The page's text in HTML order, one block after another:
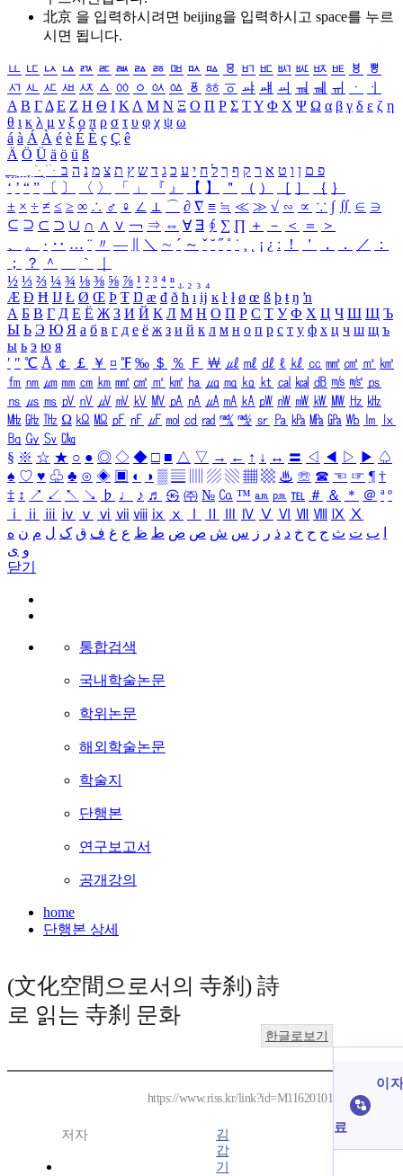
北京 을 입력하시려면 beijing을 입력하시고 space를 누르
시면 됩니다.
ㅥ ㅦ ㅧ ㅨ ㅩ ㅪ ㅫ ㅬ ㅭ ㅮ ㅯ ㅰ ㅱ ㅲ ㅳ ㅴ ㅵ ㅶ ㅷ ㅸ
ㅹ
ㅺ ㅻ ㅼ ㅽ ㅾ ㅿ ㆀ ㆁ ㆂ ㆃ ㆄ ㆅ ㆆ ㆇ ㆈ ㆉ ㆊ ㆋ ㆌ ㆍ
ㆎ
Α Β ΓΔ Ε Ζ Η Θ Ι ΚΛ Μ Ν Ξ Ο Π Ρ Σ ΤΥ Φ Χ Ψ Ω α β γ δ ε ζ η
θ ι κ λ μ ν ξ ο π ρ σ τ υ φ χ ψ ω
á à Á À é è É È ç Ç ê
Ä Ö Ü ä ö ü ß
ִֶֹ ֻּ ׁׂ פ ם ן ו ט א ר ק ף ך ל ח י ע כ ג ד ש ץ ת צ מ נ ה ב
‘ ’ “ ” 〔 〕 〈 〉 「 」 『 』 【 】 ＂ （ ） ［ ］ ｛ ｝
± × ÷ ≠ ≤ ≥ ∞ ∴ ♂ ♀ ∠ ⊥ ⌒ ∂ ∇ ≡ ≒ ≪ ≫ √ ∽ ∝ ∵ ∫ ∬ ∈ ∋
⊆ ⊇ ⊂ ⊃ ∪ ∩ ∧ ∨ ￢ ⇒ ⇔ ∀ ∃ ∮ ∑ ∏ ＋ － ＜ ＝
＞
、
。 · ‥ … ¨ 〃 ― ＼ ∼ ´ ～ ˇ ˘ ˝ ˚ ˙ ¸ ¡ ¿ ː ！ ＇ ， ． ／
：
；
？ ＾ ｀
½ ⅓ ⅔ ¼ ¾ ⅛ ⅜ ⅝ ⅞ ¹ ² ³ ⁴ ⁿ ₁ ₂ ₃ ₄
Æ Ð Ħ Ĳ Ł Ø Œ Þ Ŧ Ŋ æ đ ð ħ ı ĳ ĸ ŀ ł ø œ ß þ ŧ ŋ ŉ
А Б В Г Д Е Ё Ж З И Й К Л М Н О П Р С Т У Ф Х Ц Ч Ш Щ Ъ
Ы Ь Э Ю Я а б в г д е ё ж з и й к л м н о п р с т у ф х ц ч ш щ ъ
ы ь э ю я
′ ″ ℃ Å ￠ ￡ ￥ ¤ ℉ ‰ ＄ ％ Ｆ ￦ ㎕ ㎖ ㎗ ℓ ㎘ ㏄ ㎣ ㎤ ㎥ ㎦
㎙ ㎚ ㎛ ㎜ ㎝ ㎞ ㎟ ㎠ ㎡ ㎢ ㏊ ㎍ ㎎ ㎏ ㏏ ㎈ ㎉ ㏈ ㎧ ㎨ ㎰
㎱ ㎲ ㎳ ㎴ ㎵ ㎶ ㎷ ㎸ ㎹ ㎀ ㎁ ㎂ ㎃ ㎄ ㎺ ㎻ ㎽ ㎾ ㎿ ㎐ ㎑
㎒ ㎓ ㎔ Ω ㏀ ㏁ ㎊ ㎋ ㎌ ㏖ ㏅ ㎭ ㎮ ㎯ ㏛ ㎩ ㎪ ㎫ ㎬ ㏝ ㏐
㏓
㏃ ㏉ ㏜ ㏆
§ ※ ☆ ★ ○ ● ◎ ◇ ◆ □ ■ △ ▽ → ← ↑ ↓ ↔ 〓 ◁ ◀ ▷ ▶ ♤
♠ ♡ ♥ ♧ ♣ ⊙ ◈ ▣ ◐ ◑ ▒ ▤ ▨ ▧ ▦ ▩ ♨ ☏ ☎ ☜ ☞ ¶ †
‡ ↕ ↗ ↙ ↖ ↘ ♭ ♩ ♪ ♬ ㉿ ㈜ № ㏇ ™ ㏂ ㏘ ℡ ＃ ＆ ＊ ＠ ª º
ⅰ
ⅱ ⅲ ⅳ ⅴ ⅵ ⅶ ⅷ ⅸ ⅹ Ⅳ Ⅴ Ⅵ Ⅶ Ⅷ Ⅸ Ⅹ
ب ت ث ج ح خ د ذ ر ز س ش ص ض ط ظ ع غ ف ق ک ل م ن ه
و ی
닫기
통합검색
국내학술논문
학위논문
해외학술논문
학술지
단행본
연구보고서
공개강의
home
단행본 상세
(文化空間으로서의 寺刹) 詩
로 읽는 寺刹 문화
한글로보기
https://www.riss.kr/link?id=M11620101
저자
김
갑
기
이
료